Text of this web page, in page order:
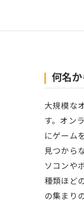
何名
大規模な
す。オン
にゲーム
見つから
ソコンや
種類ほど
の集まり